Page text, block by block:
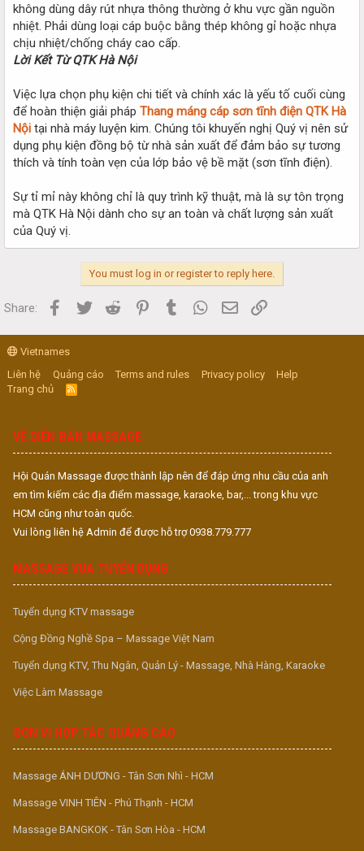
không dùng dây rút nhựa thông thường ở khu vực gần nguồn
nhiệt. Phải dùng loại cáp buộc bằng thép không gỉ hoặc nhựa
chịu nhiệt/chống cháy cao cấp.
Lời Kết Từ QTK Hà Nội
Việc lựa chọn phụ kiện chi tiết và chính xác là yếu tố cuối cùng
để hoàn thiện giải pháp Thang máng cáp sơn tĩnh điện QTK Hà
Nội tại nhà máy luyện kim. Chúng tôi khuyến nghị Quý vị nên sử
dụng phụ kiện đồng bộ từ nhà sản xuất để đảm bảo sự tương
thích và tính toàn vẹn của lớp bảo vệ bề mặt (sơn tĩnh điện).
Sự tỉ mỉ này không chỉ là quy trình kỹ thuật, mà là sự tôn trọng
mà QTK Hà Nội dành cho sự an toàn và chất lượng sản xuất
của Quý vị.
You must log in or register to reply here.
Share: Facebook
Twitter Reddit PinterestTumblr WhatsApp
Email
Vietnames
Liên hệ
Quảng cáo Terms and rules Privacy policy
Help
Trang chủ
R
S
VỀ DIỄN ĐÀN MASSAGE
Hội Quán Massage được thành lập nên để đáp ứng nhu cầu của anh
em tìm kiếm các địa điểm massage, karaoke, bar,... trong khu vực
HCM cũng như toàn quốc.
Vui lòng liên hệ Admin để được hỗ trợ 0938.779.777
MASSAGE VUA TUYỂN DỤNG
Tuyển dụng KTV massage
Cộng Đồng Nghề Spa – Massage Việt Nam
Tuyển dụng KTV, Thu Ngân, Quản Lý - Massage, Nhà Hàng, Karaoke
Việc Làm Massage
ĐƠN VỊ HỢP TÁC QUẢNG CÁO
Massage ÁNH DƯƠNG - Tân Sơn Nhì - HCM
Massage VINH TIÊN - Phú Thạnh - HCM
Massage BANGKOK - Tân Sơn Hòa - HCM